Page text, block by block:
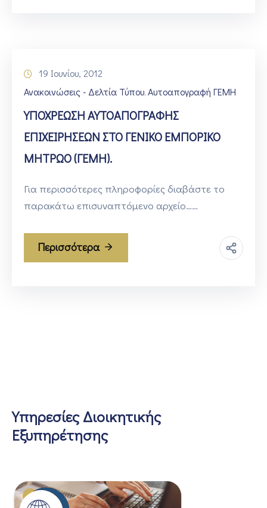
19 Ιουνίου, 2012
Ανακοινώσεις - Δελτία Τύπου‚ Αυτοαπογραφή ΓΕΜΗ
ΥΠΟΧΡΕΩΣΗ ΑΥΤΟΑΠΟΓΡΑΦΗΣ
ΕΠΙΧΕΙΡΗΣΕΩΝ ΣΤΟ ΓΕΝΙΚΟ ΕΜΠΟΡΙΚΟ
ΜΗΤΡΩΟ (ΓΕΜΗ).
Για περισσότερες πληροφορίες διαβάστε το
παρακάτω επισυναπτόμενο αρχείο……
Περισσότερα
Υπηρεσίες Διοικητικής
Εξυπηρέτησης